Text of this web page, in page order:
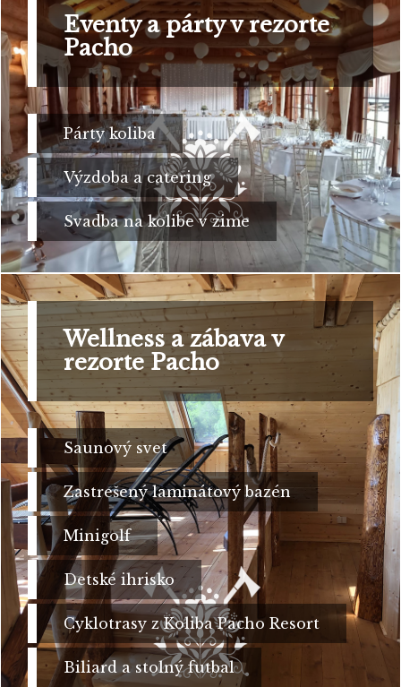
Eventy a párty v rezorte
Pacho
Párty koliba
Výzdoba a catering
Svadba na kolibe v zime
Wellness a zábava v
rezorte Pacho
Saunový svet
Zastrešený laminátový bazén
Minigolf
Detské ihrisko
Cyklotrasy z Koliba Pacho Resort
Biliard a stolný futbal